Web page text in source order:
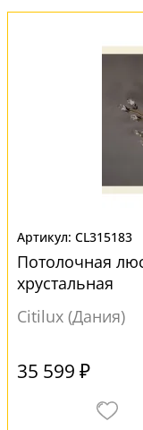
CL315183
Потолочная
хрустальная
Citilux (Дания)
35 599 ₽